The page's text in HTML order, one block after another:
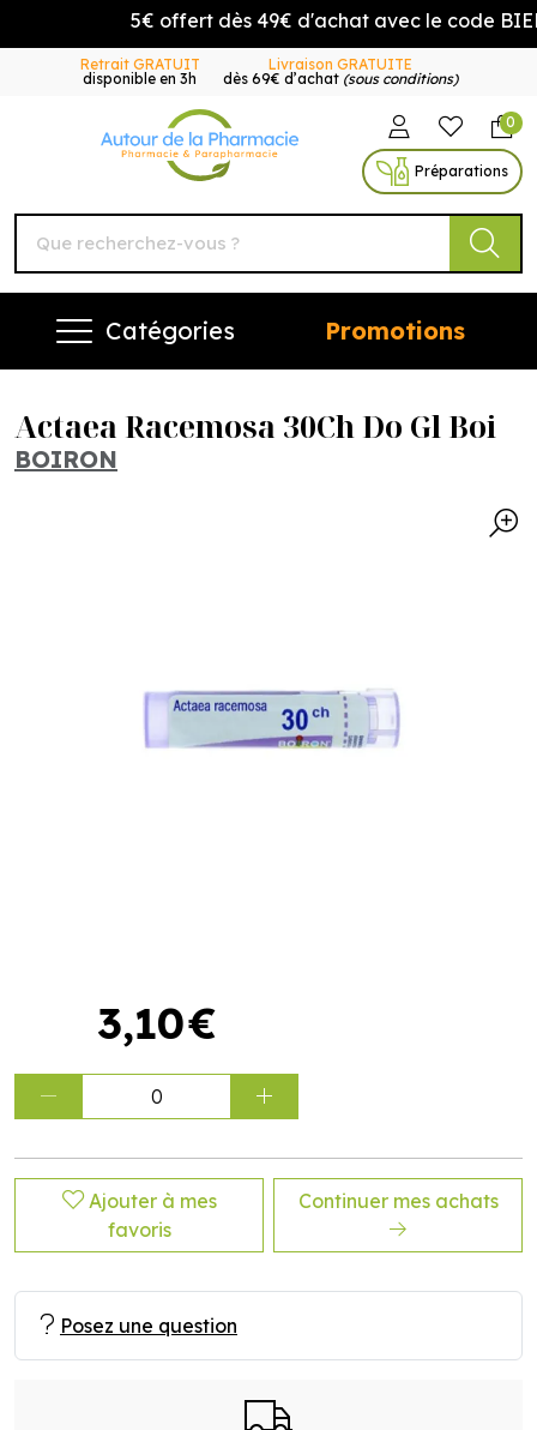
5€ offert dès 49€ d'achat avec le code
Retrait GRATUIT
disponible en 3h
Livraison GRATUITE
dès 69€ d’achat (sous conditions)
Autour de la Pharmacie
0
Préparations
Catégories Promotions
Actaea Racemosa 30Ch Do Gl Boi
BOIRON
3,10€
0
Ajouter à mes
favoris
Continuer mes achats
Posez une question